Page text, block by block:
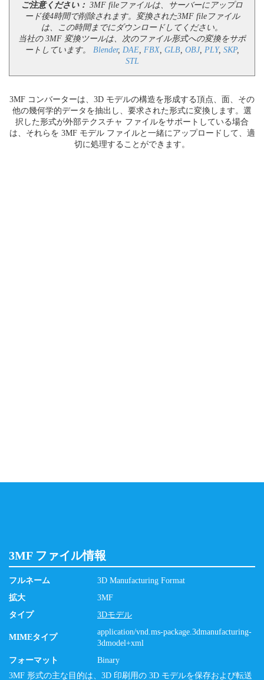
ご注意ください： 3MF fileファイルは、サーバーにアップロ
ード後4時間で削除されます。変換された3MF fileファイル
は、この時間までにダウンロードしてください。
当社の 3MF 変換ツールは、次のファイル形式への変換をサポ
ートしています。 Blender, DAE, FBX, GLB, OBJ, PLY, SKP,
STL
3MF コンバーターは、3D モデルの構造を形成する頂点、面、その
他の幾何学的データを抽出し、要求された形式に変換します。選
択した形式が外部テクスチャ ファイルをサポートしている場合
は、それらを 3MF モデル ファイルと一緒にアップロードして、適
切に処理することができます。
3MF ファイル情報
フルネーム
3D Manufacturing Format
拡大
3MF
タイプ
3Dモデル
MIMEタイプ
application/vnd.ms-package.3dmanufacturing-
3dmodel+xml
フォーマット
Binary
3MF 形式の主な目的は、3D 印刷用の 3D モデルを保存および転送